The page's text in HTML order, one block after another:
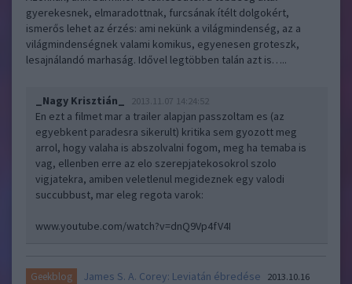
gyerekesnek, elmaradottnak, furcsának ítélt dolgokért,
ismerős lehet az érzés: ami nekünk a világmindenség, az a
világmindenségnek valami komikus, egyenesen groteszk,
lesajnálandó marhaság. Idővel legtöbben talán azt is…..
_Nagy Krisztián_ 2013.11.07 14:24:52
En ezt a filmet mar a trailer alapjan passzoltam es (az
egyebkent paradesra sikerult) kritika sem gyozott meg
arrol, hogy valaha is abszolvalni fogom, meg ha temaba is
vag, ellenben erre az elo szerepjatekosokrol szolo
vigjatekra, amiben veletlenul megideznek egy valodi
succubbust, mar eleg regota varok:
www.youtube.com/watch?v=dnQ9Vp4fV4I
Geekblog James S. A. Corey: Leviatán ébredése
2013.10.16